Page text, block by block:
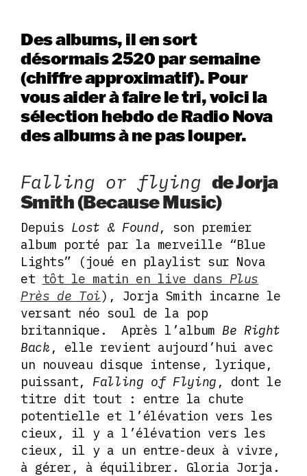
Des albums, il en sort
désormais 2520 par semaine
(chiffre approximatif). Pour
vous aider à faire le tri, voici la
sélection hebdo de Radio Nova
des albums à ne pas louper.
Falling or flying de Jorja
Smith (Because Music)
Depuis Lost & Found, son premier
album porté par la merveille “Blue
Lights” (joué en playlist sur Nova
et tôt le matin en live dans Plus
Près de Toi), Jorja Smith incarne le
versant néo soul de la pop
britannique. Après l’album Be Right
Back , elle revient aujourd’hui avec
un nouveau disque intense, lyrique,
puissant, Falling of Flying , dont le
titre dit tout : entre la chute
potentielle et l’élévation vers les
cieux, il y a l’élévation vers les
cieux, il y a un entre-deux à vivre,
à gérer, à équilibrer. Gloria Jorja.